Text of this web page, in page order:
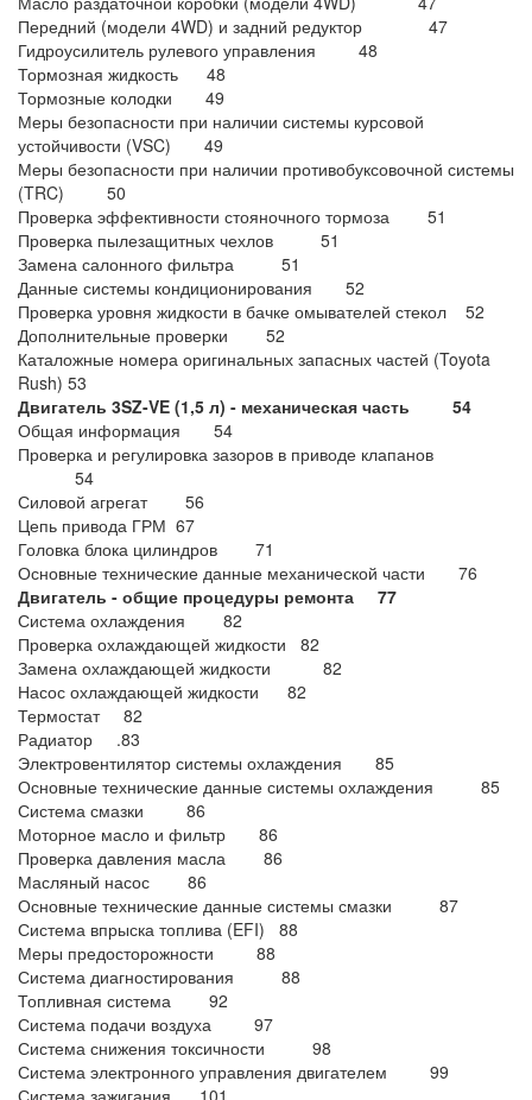
Передний (модели 4WD) и задний редуктор 47
Гидроусилитель рулевого управления 48
Тормозная жидкость 48
Тормозные колодки 49
Меры безопасности при наличии системы курсовой
устойчивости (VSC) 49
Меры безопасности при наличии противобуксовочной системы
(TRC) 50
Проверка эффективности стояночного тормоза 51
Проверка пылезащитных чехлов 51
Замена салонного фильтра 51
Данные системы кондиционирования 52
Проверка уровня жидкости в бачке омывателей стекол 52
Дополнительные проверки 52
Каталожные номера оригинальных запасных частей (Toyota
Rush) 53
Двигатель 3SZ-VE (1,5 л) - механическая часть 54
Общая информация 54
Проверка и регулировка зазоров в приводе клапанов
54
Силовой агрегат 56
Цепь привода ГРМ 67
Головка блока цилиндров 71
Основные технические данные механической части 76
Двигатель - общие процедуры ремонта 77
Система охлаждения 82
Проверка охлаждающей жидкости 82
Замена охлаждающей жидкости 82
Насос охлаждающей жидкости 82
Термостат 82
Радиатор .83
Электровентилятор системы охлаждения 85
Основные технические данные системы охлаждения 85
Система смазки 86
Моторное масло и фильтр 86
Проверка давления масла 86
Масляный насос 86
Основные технические данные системы смазки 87
Система впрыска топлива (EFI) 88
Меры предосторожности 88
Система диагностирования 88
Топливная система 92
Система подачи воздуха 97
Система снижения токсичности 98
Система электронного управления двигателем 99
Система зажигания 101